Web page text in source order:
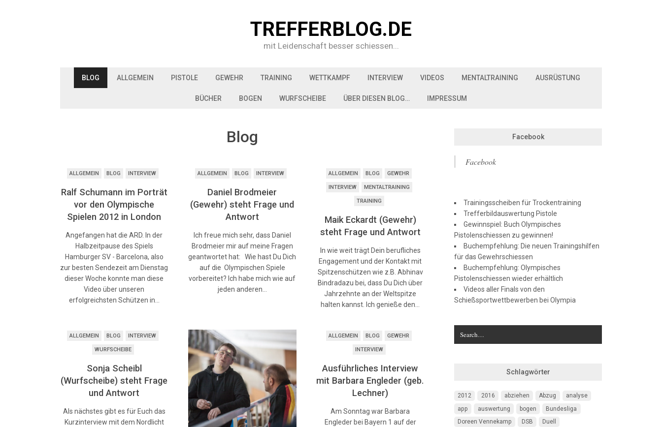
TREFFERBLOG.DE
mit Leidenschaft besser schiessen...
BLOG ALLGEMEIN PISTOLE GEWEHR TRAINING WETTKAMPF INTERVIEW VIDEOS MENTALTRAINING AUSRÜSTUNG
BÜCHER BOGEN WURFSCHEIBE ÜBER DIESEN BLOG… IMPRESSUM
Blog
ALLGEMEIN BLOG INTERVIEW
Ralf Schumann im Porträt
vor den Olympische
Spielen 2012 in London
Angefangen hat die ARD. In der
Halbzeitpause des Spiels
Hamburger SV - Barcelona, also
zur besten Sendezeit am Dienstag
dieser Woche konnte man diese
Video über unseren
erfolgreichsten Schützen in…
ALLGEMEIN BLOG INTERVIEW
Daniel Brodmeier
(Gewehr) steht Frage und
Antwort
Ich freue mich sehr, dass Daniel
Brodmeier mir auf meine Fragen
geantwortet hat: Wie hast Du Dich
auf die Olympischen Spiele
vorbereitet? Ich habe mich wie auf
jeden anderen…
ALLGEMEIN BLOG GEWEHR
INTERVIEW MENTALTRAINING
TRAINING
Maik Eckardt (Gewehr)
steht Frage und Antwort
In wie weit trägt Dein berufliches
Engagement und der Kontakt mit
Spitzenschützen wie z.B. Abhinav
Bindradazu bei, dass Du Dich über
Jahrzehnte an der Weltspitze
halten kannst. Ich genieße den…
ALLGEMEIN BLOG INTERVIEW
WURFSCHEIBE
Sonja Scheibl
(Wurfscheibe) steht Frage
und Antwort
Als nächstes gibt es für Euch das
Kurzinterview mit dem Nordlicht
ALLGEMEIN BLOG GEWEHR
INTERVIEW
Ausführliches Interview
mit Barbara Engleder (geb.
Lechner)
Am Sonntag war Barbara
Engleder bei Bayern 1 auf der
Facebook
Facebook
Trainingsscheiben für Trockentraining
Trefferbildauswertung Pistole
Gewinnspiel: Buch Olympisches
Pistolenschiessen zu gewinnen!
Buchempfehlung: Die neuen Trainingshilfen
für das Gewehrschiessen
Buchempfehlung: Olympisches
Pistolenschiessen wieder erhältlich
Videos aller Finals von den
Schießsportwettbewerben bei Olympia
Schlagwörter
2012 2016 abziehen Abzug
analyse
app
auswertung bogen
Bundesliga
Doreen Vennekamp
DSB
Duell